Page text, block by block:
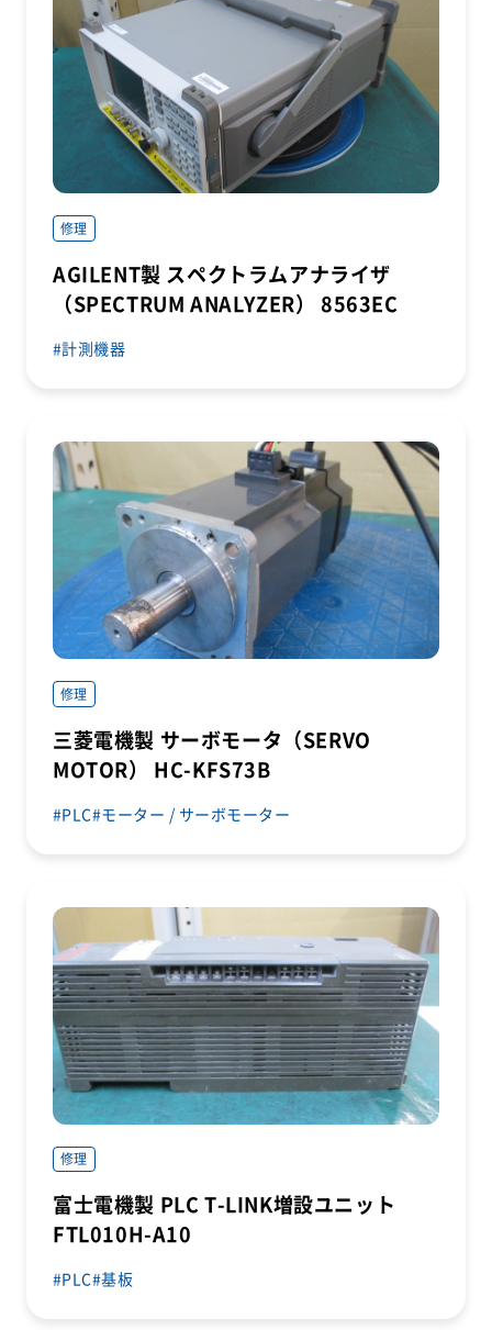
修理
AGILENT製 スペクトラムアナライザ
（SPECTRUM ANALYZER） 8563EC
計測機器
修理
三菱電機製 サーボモータ（SERVO
MOTOR） HC-KFS73B
PLC モーター / サーボモーター
修理
富士電機製 PLC T-LINK増設ユニット
FTL010H-A10
PLC 基板